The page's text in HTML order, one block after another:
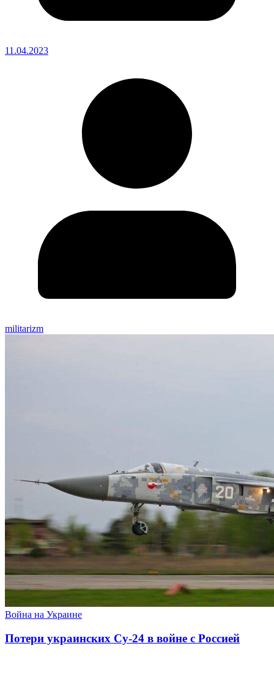
11.04.2023
militarizm
Война на Украине
Потери украинских Су-24 в войне с Россией